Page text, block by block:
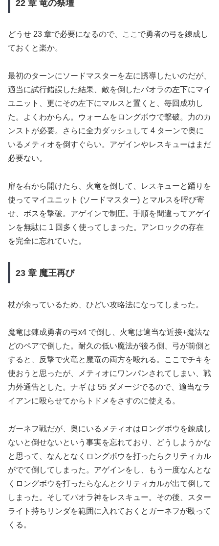
22 章 竜の祭壇
どうせ 23 章で必要になるので、ここで勇者の弓を錬成し
ておくと楽か。
最初のターンにソードマスターを左に誘導したいのだが、
適当に試行錯誤した結果、敵を倒したパオラの左下にマイ
ユニット、更にその左下にマルスと置くと、毎回成功し
た。よくわからん。ウォームをロングボウで撃破。力のカ
ンストが必要。さらに全力ダッシュして 4 ターンで奥に
いるメティオを倒すぐらい。アゲインやレスキューはまだ
必要ない。
扉を右から開けたら、火竜を倒して、レスキューと踊りを
使ってマイユニット (ソードマスター) とマルスを呼び寄
せ、ボスを撃破。アゲインで制圧。手順を間違ってアゲイ
ンを無駄に 1 回多く使ってしまった。アンロックの存在
を完全に忘れていた。
23 章 魔王再び
杖が余っているため、ひどい攻略法になってしまった。
魔竜は錬成勇者の弓x4 で倒し、火竜は適当な近接+魔法な
どのペアで倒した。耐久の低い魔法が後ろ側、弓が前側と
すると、反撃で火竜と魔竜の両方を殴れる。ここでチキを
使おうと思ったが、メティオにワンパンされてしまい、戦
力外通告とした。ナギ は 55 ダメージでるので、適当なラ
イアンに殴らせてからトドメをさすのに使える。
ガーネフ戦だが、奥にいるメティオはロングボウを錬成し
ないと倒せないという事実を忘れており、どうしようかな
と思って、なんとなくロングボウを打ったらクリティカル
がでて倒してしまった。アゲインをし、もう一度なんとな
くロングボウを打ったらなんとクリティカルが出て倒して
しまった。そしてパオラ神をレスキュー。その後、スター
ライト持ちリンダを範囲に入れておくとガーネフが殴って
くる。